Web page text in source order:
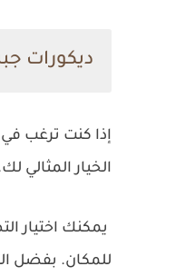
ديكورات
إذا كنت ترغب
الخيار
يمكنك اختيار
للمكان. بفضل